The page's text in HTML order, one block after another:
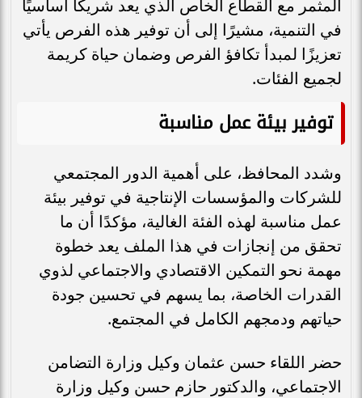
المثمر مع القطاع الخاص الذي يعد شريكًا أساسيًا
في التنمية، مشيرًا إلى أن توفير هذه الفرص يأتي
تعزيزًا لمبدأ تكافؤ الفرص وضمان حياة كريمة
لجميع الفئات.
توفير بيئة عمل مناسبة
وشدد المحافظ، على أهمية الدور المجتمعي
للشركات والمؤسسات الإنتاجية في توفير بيئة
عمل مناسبة لهذه الفئة الغالية، مؤكدًا أن ما
تحقق من إنجازات في هذا الملف يعد خطوة
مهمة نحو التمكين الاقتصادي والاجتماعي لذوي
القدرات الخاصة، بما يسهم في تحسين جودة
حياتهم ودمجهم الكامل في المجتمع.
حضر اللقاء حسن عثمان وكيل وزارة التضامن
الاجتماعي، والدكتور حازم حسن وكيل وزارة